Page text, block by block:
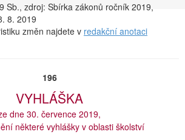
Sb., zdroj: Sbírka zákonů ročník 2019,
8. 2019
změn najdete v redakční anotaci
196
VYHLÁŠKA
dne 30. července 2019,
některé vyhlášky v oblasti školství